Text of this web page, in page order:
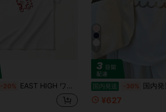
-20% EAST HIGH ワイルドキャッツ Tシャツ - カレッジ風ロゴ 半袖 綿100% 通気性抜群 柔らか素材 夏服 カジュアル スポーツ 運動会 部活 チームウェア お揃い ペアルック プレゼント メンズ レディース 国内発送 -30% 国内発送。2026年春夏新作：200g 3692%コットン レディース
¥627